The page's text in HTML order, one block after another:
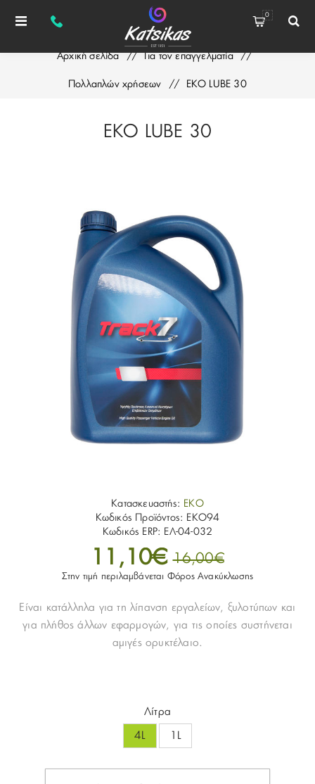
0
Αρχική σελίδα / Για τον επαγγελματία /
Πολλαπλών χρήσεων / EKO LUBE 30
EKO LUBE 30
Κατασκευαστής: EKO
Κωδικός Προϊόντος: EKO94
Κωδικός ERP: ΕΛ-04-032
11,10€ 16,00€
Στην τιμή περιλαμβάνεται Φόρος Ανακύκλωσης
Είναι κατάλληλα για τη λίπανση εργαλείων, ξυλοτύπων και
για πλήθος άλλων εφαρμογών, για τις οποίες συστήνεται
αμιγές ορυκτέλαιο.
Λίτρα
4L 1L